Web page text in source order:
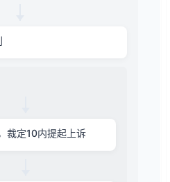
裁定10内提起上诉